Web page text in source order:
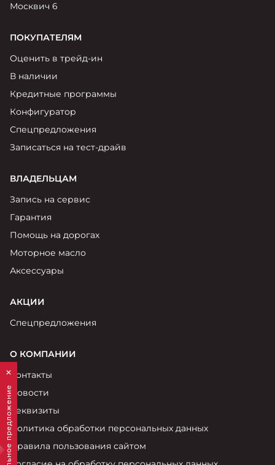
Москвич 6
ПОКУПАТЕЛЯМ
Оценить в трейд-ин
В наличии
Кредитные программы
Конфигуратор
Спецпредложения
Записаться на тест-драйв
ВЛАДЕЛЬЦАМ
Запись на сервис
Гарантия
Помощь на дорогах
Моторное масло
Аксессуары
АКЦИИ
Спецпредложения
О КОМПАНИИ
Контакты
Новости
Реквизиты
Политика обработки персональных данных
Правила пользования сайтом